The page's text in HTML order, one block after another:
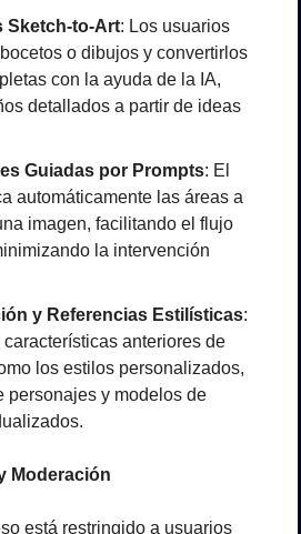
Sketch-to-Art: Los usuarios
o dibujos y convertirlos
con la ayuda de la IA,
detallados a partir de ideas
Guiadas por Prompts: El
automáticamente las áreas a
imagen, facilitando el flujo
la intervención
y Referencias Estilísticas:
anteriores de
los estilos personalizados,
personajes y modelos de
Moderación
está restringido a usuarios